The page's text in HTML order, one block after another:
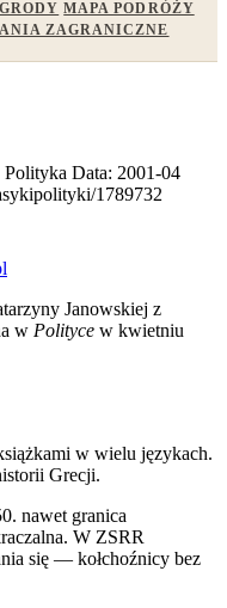
MAPA PODRÓŻY
ZAGRANICZNE
Polityka Data: 2001-04
1789732
Janowskiej z
w Polityce w kwietniu
w wielu językach.
Grecji.
nawet granica
W ZSRR
się — kołchoźnicy bez